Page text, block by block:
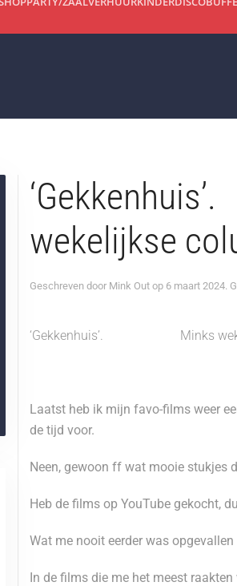
wekelijkse
Geschreven door Mink Out op 6 maart 2024.
‘Gekkenhuis’. Minks
Laatst heb ik mijn favo-films weer
de tijd voor.
Neen, gewoon ff wat mooie stukjes
Heb de films op YouTube gekocht,
Wat me nooit eerder was
In de films die me het meest raakten